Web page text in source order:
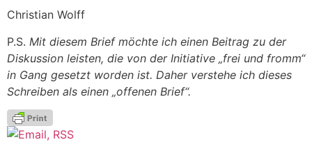
Christian Wolff
P.S. Mit diesem Brief möchte ich einen Beitrag zu der
Diskussion leisten, die von der Initiative „frei und fromm“
in Gang gesetzt worden ist. Daher verstehe ich dieses
Schreiben als einen „offenen Brief“.